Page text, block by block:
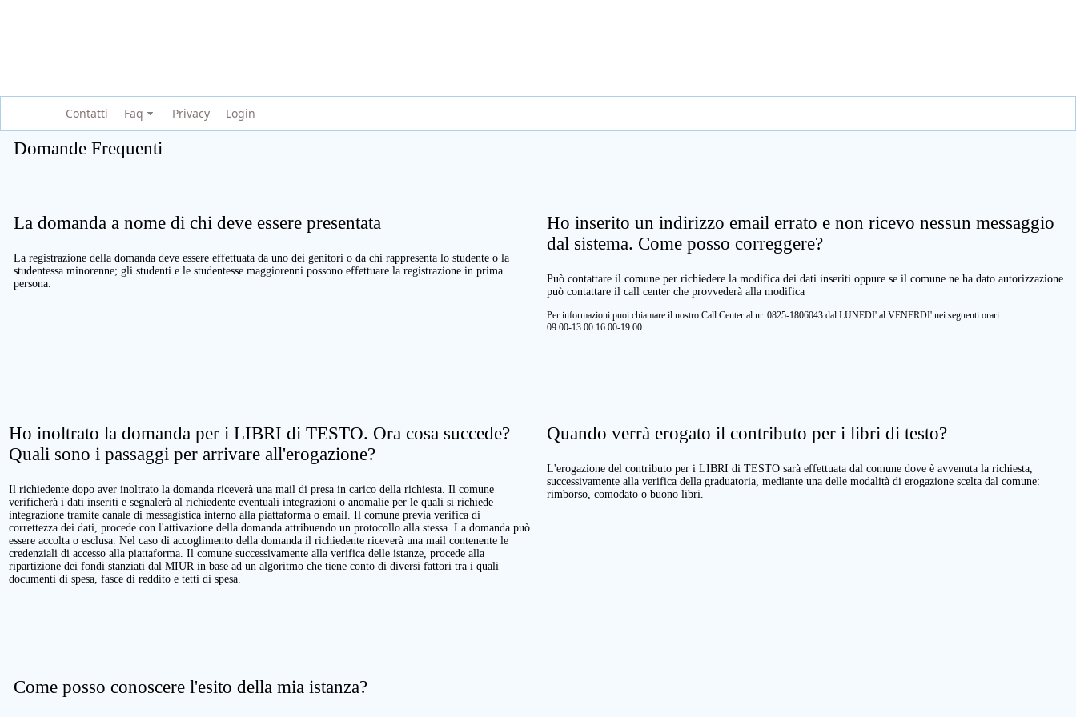
Contatti Faq Privacy Login
Domande Frequenti
La domanda a nome di chi deve essere presentata
La registrazione della domanda deve essere effettuata da uno dei genitori o da chi rappresenta lo studente o la
studentessa minorenne; gli studenti e le studentesse maggiorenni possono effettuare la registrazione in prima
persona.
Ho inserito un indirizzo email errato e non ricevo nessun messaggio
dal sistema. Come posso correggere?
Può contattare il comune per richiedere la modifica dei dati inseriti oppure se il comune ne ha dato autorizzazione
può contattare il call center che provvederà alla modifica
Per informazioni puoi chiamare il nostro Call Center al nr. 0825-1806043 dal LUNEDI' al VENERDI' nei seguenti orari:
09:00-13:00 16:00-19:00
Ho inoltrato la domanda per i LIBRI di TESTO. Ora cosa succede?
Quali sono i passaggi per arrivare all'erogazione?
Il richiedente dopo aver inoltrato la domanda riceverà una mail di presa in carico della richiesta. Il comune
verificherà i dati inseriti e segnalerà al richiedente eventuali integrazioni o anomalie per le quali si richiede
integrazione tramite canale di messagistica interno alla piattaforma o email. Il comune previa verifica di
correttezza dei dati, procede con l'attivazione della domanda attribuendo un protocollo alla stessa. La domanda può
essere accolta o esclusa. Nel caso di accoglimento della domanda il richiedente riceverà una mail contenente le
credenziali di accesso alla piattaforma. Il comune successivamente alla verifica delle istanze, procede alla
ripartizione dei fondi stanziati dal MIUR in base ad un algoritmo che tiene conto di diversi fattori tra i quali
documenti di spesa, fasce di reddito e tetti di spesa.
Quando verrà erogato il contributo per i libri di testo?
L'erogazione del contributo per i LIBRI di TESTO sarà effettuata dal comune dove è avvenuta la richiesta,
successivamente alla verifica della graduatoria, mediante una delle modalità di erogazione scelta dal comune:
rimborso, comodato o buono libri.
Come posso conoscere l'esito della mia istanza?